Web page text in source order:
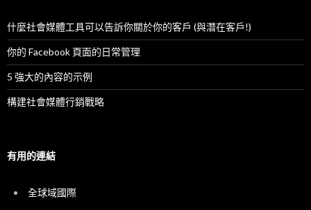
什麼社會媒體工具可以告訴你關於你的客戶 (與潛在客戶!)
你的 Facebook 頁面的日常管理
5 強大的內容的示例
構建社會媒體行銷戰略
有用的連結
全球域國際